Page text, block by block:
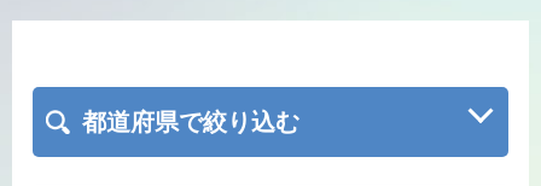
都道府県で絞り込む